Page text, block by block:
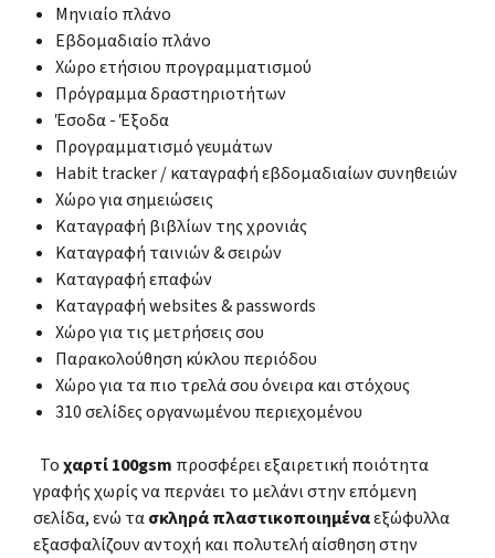
Μηνιαίο πλάνο
Εβδομαδιαίο πλάνο
Χώρο ετήσιου προγραμματισμού
Πρόγραμμα δραστηριοτήτων
Έσοδα - Έξοδα
Προγραμματισμό γευμάτων
Habit tracker / καταγραφή εβδομαδιαίων συνηθειών
Χώρο για σημειώσεις
Καταγραφή βιβλίων της χρονιάς
Καταγραφή ταινιών & σειρών
Καταγραφή επαφών
Καταγραφή websites & passwords
Χώρο για τις μετρήσεις σου
Παρακολούθηση κύκλου περιόδου
Χώρο για τα πιο τρελά σου όνειρα και στόχους
310 σελίδες οργανωμένου περιεχομένου
Τοχαρτί 100gsm προσφέρει εξαιρετική ποιότητα
γραφής χωρίς να περνάει το μελάνι στην επόμενη
σελίδα, ενώ τασκληρά πλαστικοποιημέναεξώφυλλα
εξασφαλίζουν αντοχή και πολυτελή αίσθηση στην